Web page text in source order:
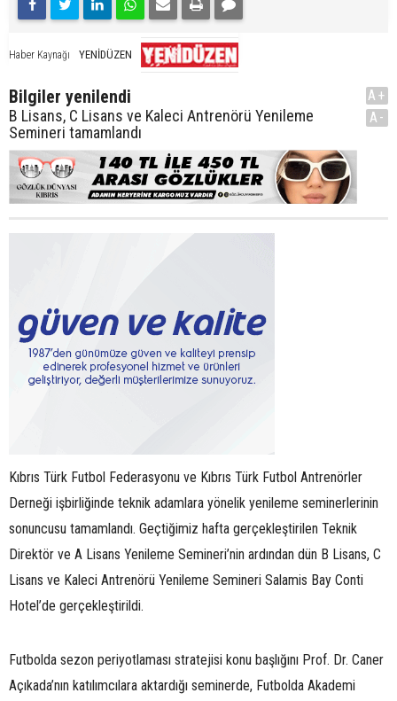
Haber Kaynağı YENİDÜZEN
Bilgiler yenilendi
B Lisans, C Lisans ve Kaleci Antrenörü Yenileme
Semineri tamamlandı
A+
A-
Kıbrıs Türk Futbol Federasyonu ve Kıbrıs Türk Futbol Antrenörler
Derneği işbirliğinde teknik adamlara yönelik yenileme seminerlerinin
sonuncusu tamamlandı. Geçtiğimiz hafta gerçekleştirilen Teknik
Direktör ve A Lisans Yenileme Semineri’nin ardından dün B Lisans, C
Lisans ve Kaleci Antrenörü Yenileme Semineri Salamis Bay Conti
Hotel’de gerçekleştirildi.
Futbolda sezon periyotlaması stratejisi konu başlığını Prof. Dr. Caner
Açıkada’nın katılımcılara aktardığı seminerde, Futbolda Akademi